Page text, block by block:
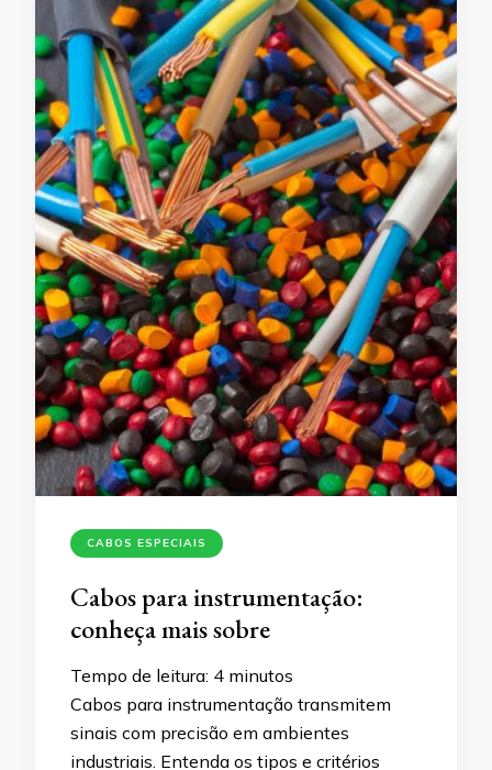
CABOS ESPECIAIS
Cabos para instrumentação:
conheça mais sobre
Tempo de leitura: 4 minutos
Cabos para instrumentação transmitem
sinais com precisão em ambientes
industriais. Entenda os tipos e critérios